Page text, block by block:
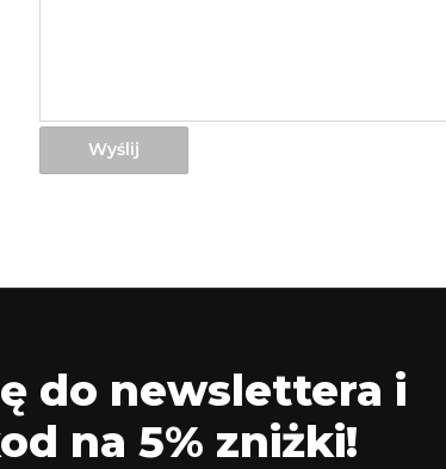
Wyślij
do newslettera i
na 5% zniżki!